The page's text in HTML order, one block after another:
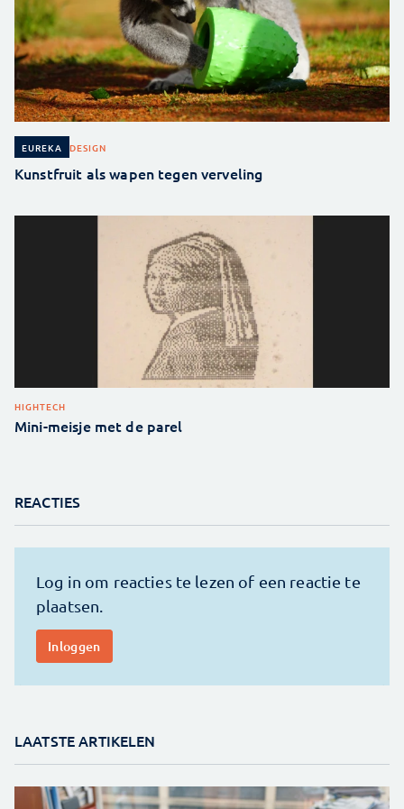
EUREKA DESIGN
Kunstfruit als wapen tegen verveling
HIGHTECH
Mini-meisje met de parel
REACTIES
LAATSTE ARTIKELEN